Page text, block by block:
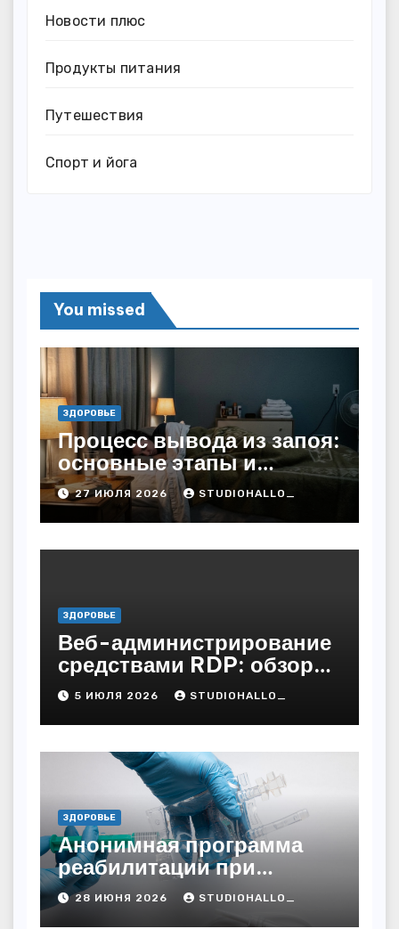
Новости плюс
Продукты питания
Путешествия
Спорт и йога
You missed
ЗДОРОВЬЕ
Процесс вывода из запоя:
основные этапы и
методы
27 ИЮЛЯ 2026 STUDIOHALLO_
ЗДОРОВЬЕ
Веб-администрирование
средствами RDP: обзор
технических решений
5 ИЮЛЯ 2026 STUDIOHALLO_
ЗДОРОВЬЕ
Анонимная программа
реабилитации при
алкогольной зависимости
с персональным
28 ИЮНЯ 2026 STUDIOHALLO_